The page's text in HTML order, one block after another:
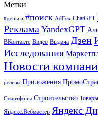
Метки
#деньги #поиск AdFox ChatGPT
Реклама YandexGPT
ВКонтакте Видео Выдача Дзен
Исследования
Новости
релизы Приложения
Смартфоны Строительство Товары
Яндекс.Вебмастер Яндекс